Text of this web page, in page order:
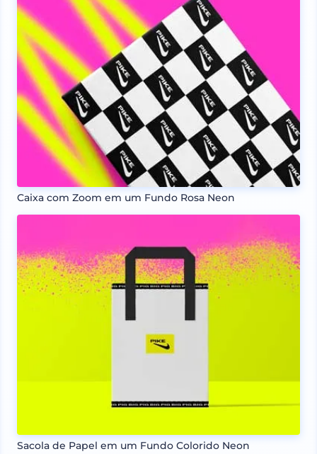
Caixa com Zoom em um Fundo Rosa Neon
Sacola de Papel em um Fundo Colorido Neon